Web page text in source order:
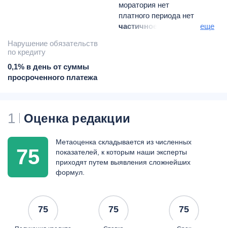
моратория нет
платного периода нет
частичное
еще
Нарушение обязательств
по кредиту
0,1% в день от суммы
просроченного платежа
1 Оценка редакции
75
Метаоценка складывается из численных
показателей, к которым наши эксперты
приходят путем выявления сложнейших
формул.
75 75 75